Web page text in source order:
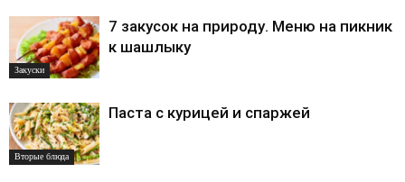
Закуски
7 закусок на природу. Меню на пикник
к шашлыку
Вторые блюда
Паста с курицей и спаржей